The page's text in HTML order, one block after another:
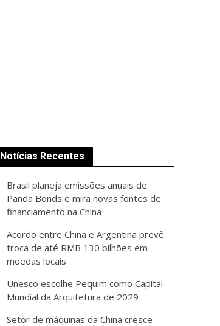
Notícias Recentes
Brasil planeja emissões anuais de
Panda Bonds e mira novas fontes de
financiamento na China
Acordo entre China e Argentina prevê
troca de até RMB 130 bilhões em
moedas locais
Unesco escolhe Pequim como Capital
Mundial da Arquitetura de 2029
Setor de máquinas da China cresce